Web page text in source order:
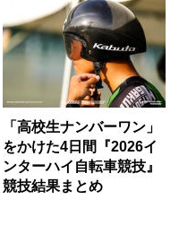
「高校生ナンバーワン」
をかけた4日間『2026イ
ンターハイ自転車競技』
競技結果まとめ